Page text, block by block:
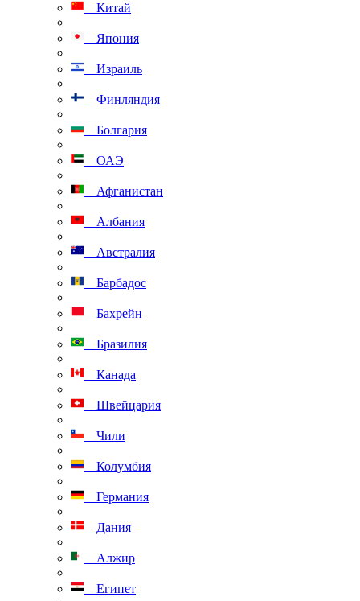
Китай
Япония
Израиль
Финляндия
Болгария
ОАЭ
Афганистан
Албания
Австралия
Барбадос
Бахрейн
Бразилия
Канада
Швейцария
Чили
Колумбия
Германия
Дания
Алжир
Египет